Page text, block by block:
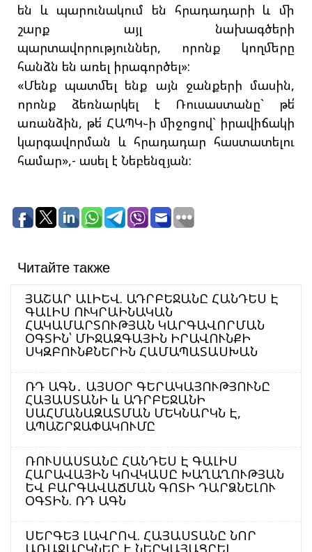
են և պարունակում են հրադադարի և մի
շարք այլ նախագծերի
պարտավորություններ, որոնք կողմերը
հանձն են առել իրագործել»:
«Մենք պատմել ենք այն ջանքերի մասին,
որոնք ձեռնարկել է Ռուսաստանը` թե՛
առանձին, թե՛ ՀԱՊԿ֊ի միջոցով` իրավիճակի
կարգավորման և հրադադար հաստատելու
համար»,- ասել է Նեբենզյան:
Читайте также
ՅԱՇԱՐ ԱԼԻԵՎ. ԱԴՐԲԵՋԱՆԸ ՀԱՆԴԵՍ Է
ԳԱԼԻՍ ՈՒԿՐԱԻՆԱԿԱՆ
ՀԱԿԱՄԱՐՏՈՒԹՅԱՆ ԿԱՐԳԱՎՈՐՄԱՆ
ՕԳՏԻՆ՝ ՄԻՋԱԶԳԱՅԻՆ ԻՐԱՎՈՒՆՔԻ
ՍԿԶԲՈՒՆՔՆԵՐԻՆ ՀԱՄԱՊԱՏԱՍԽԱՆ
ՌԴ ԱԳՆ․ ԱՅՍՕՐ ԳԵՐԱԿԱՅՈՒԹՅՈՒՆԸ
ՀԱՅԱՍՏԱՆԻ և ԱԴՐԲԵՋԱՆԻ
ՍԱՀՄԱՆԱԶԱՏՄԱՆ ՄԵԿՆԱՐԿՆ Է,
ԱՊԱՇՐՋԱՓԱԿՈՒՄԸ
ՌՈՒՍԱՍՏԱՆԸ ՀԱՆԴԵՍ Է ԳԱԼԻՍ
ՀԱՐԱՎԱՅԻՆ ԿՈՎԿԱՍԸ ԽԱՂԱՂՈՒԹՅԱՆ
ԵՎ ԲԱՐԳԱՎԱՃՄԱՆ ԳՈՏԻ ԴԱՐՁՆԵԼՈՒ
ՕԳՏԻՆ. ՌԴ ԱԳՆ
ՍԵՐԳԵՅ ԼԱՎՐՈՎ. ՀԱՅԱՍՏԱՆԸ ՆՈՐ
ԱՌԱՋԱՐԿՆԵՐ Է ՆԵՐԿԱՅԱՑՐԵԼ